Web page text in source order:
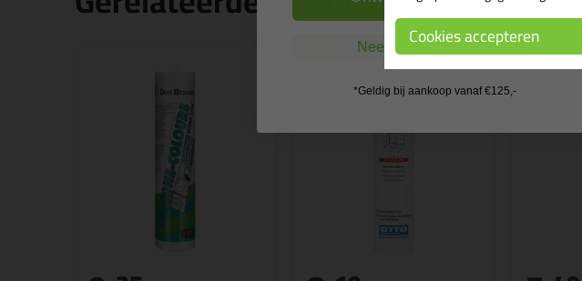
Cookies accepteren
Nee, ik wil geen cadeau
*Geldig bij aankoop vanaf €125,-